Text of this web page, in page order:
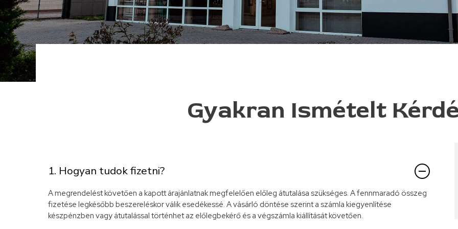
Gyakran Ismételt
1. Hogyan tudok fizetni?
A megrendelést követően a kapott árajánlatnak megfelelően előleg átutalása szükséges. A fennmaradó összeg
fizetése legkésőbb beszereléskor válik esedékessé. A vásárló döntése szerint a számla kiegyenlítése
készpénzben vagy átutalással történhet az előlegbekérő és a végszámla kiállítását követően.